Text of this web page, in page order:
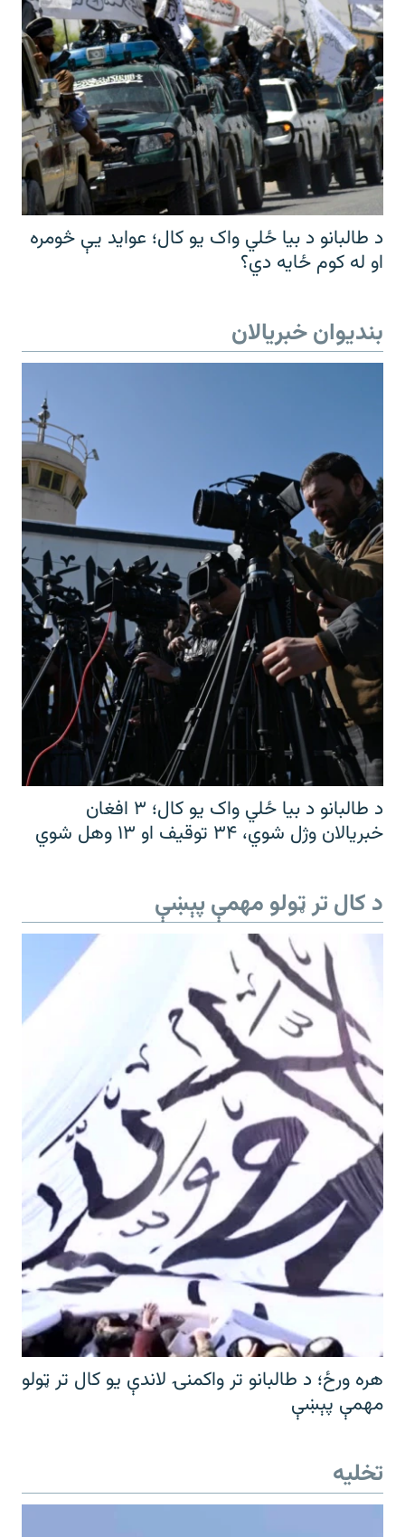
د طالبانو د بیا ځلي واک یو کال؛ عواید یې څومره
او له کوم ځایه دي؟
بندیوان خبریالان
د طالبانو د بیا ځلي واک یو کال؛ ۳ افغان
خبریالان وژل شوي، ۳۴ توقیف او ۱۳ وهل شوي
د کال تر ټولو مهمې پېښې
هره ورځ؛ د طالبانو تر واکمنۍ لاندې یو کال تر ټولو
مهمې پېښې
تخلیه